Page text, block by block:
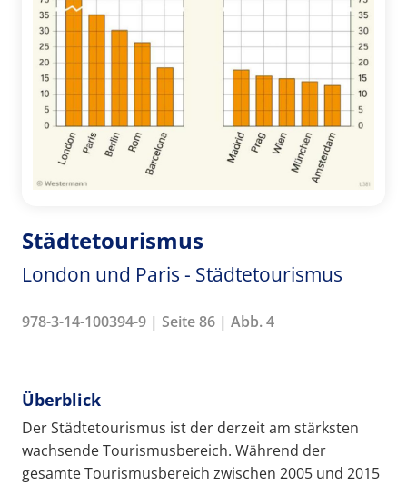
Städtetourismus
London und Paris - Städtetourismus
978-3-14-100394-9 | Seite 86 | Abb. 4
Überblick
Der Städtetourismus ist der derzeit am stärksten
wachsende Tourismusbereich. Während der
gesamte Tourismusbereich zwischen 2005 und 2015